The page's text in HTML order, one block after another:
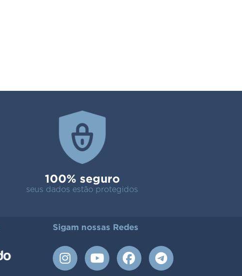
100% seguro
seus dados estão protegidos
Sigam nossas Redes
I
n
Y
o
F
a
T
e